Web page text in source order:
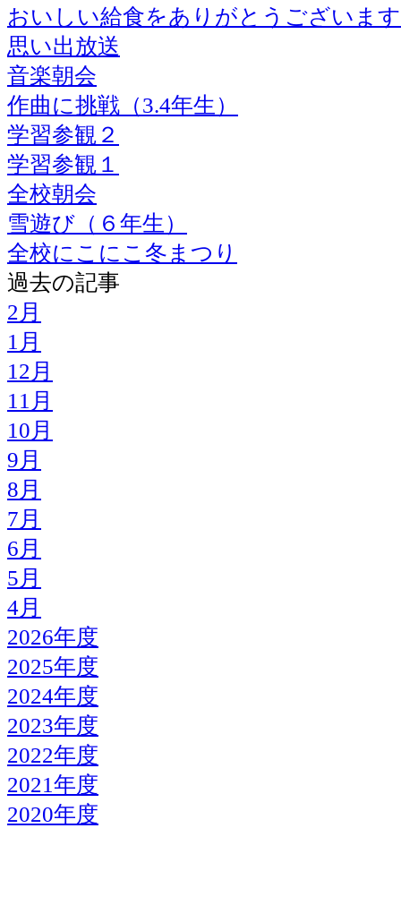
おいしい給食をありがとうございます
思い出放送
音楽朝会
作曲に挑戦（3.4年生）
学習参観２
学習参観１
全校朝会
雪遊び（６年生）
全校にこにこ冬まつり
過去の記事
2月
1月
12月
11月
10月
9月
8月
7月
6月
5月
4月
2026年度
2025年度
2024年度
2023年度
2022年度
2021年度
2020年度